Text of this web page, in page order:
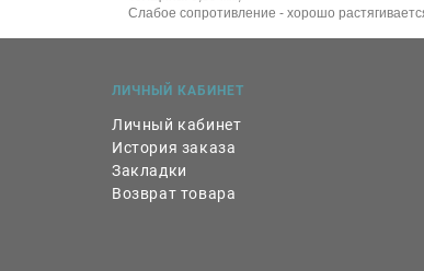
Слабое сопротивление - хорошо
ЛИЧНЫЙ КАБИНЕТ
Личный кабинет
История заказа
Закладки
Возврат товара